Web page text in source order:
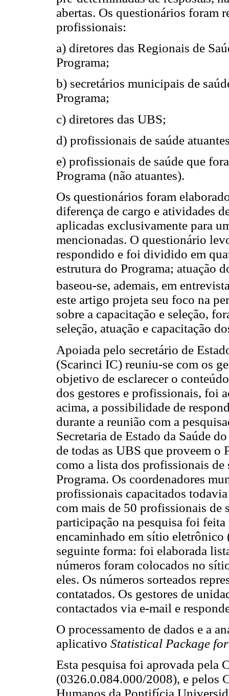
abertas. Os questionários foram
profissionais:
a) diretores das Regionais de
Programa;
b) secretários municipais de
Programa;
c) diretores das UBS;
d) profissionais de saúde
e) profissionais de saúde que
Programa (não atuantes).
Os questionários foram
diferença de cargo e atividades
aplicadas exclusivamente para
mencionadas. O questionário
respondido e foi dividido em
estrutura do Programa; atuação
baseou-se, ademais, em
este artigo projeta seu foco na
sobre a capacitação e seleção,
seleção, atuação e capacitação
Apoiada pelo secretário de
(Scarinci IC) reuniu-se com os
objetivo de esclarecer o
dos gestores e profissionais, foi
acima, a possibilidade de
durante a reunião com a
Secretaria de Estado da Saúde
de todas as UBS que proveem o
como a lista dos profissionais de
Programa. Os coordenadores
profissionais capacitados
com mais de 50 profissionais de
participação na pesquisa foi
encaminhado em sítio eletrônico
seguinte forma: foi elaborada
números foram colocados no
eles. Os números sorteados
contatados. Os gestores de
contactados via e-mail e
O processamento de dados e a
aplicativo Statistical Package
Esta pesquisa foi aprovada pela
(0326.0.084.000/2008), e pelos
Humanos da Pontifícia